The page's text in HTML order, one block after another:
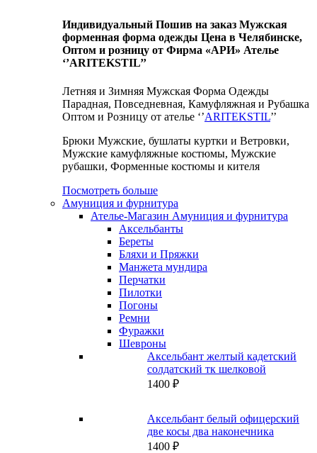
Индивидуальный Пошив на заказ Мужская
форменная форма одежды Цена в Челябинске,
Оптом и розницу от Фирма «АРИ» Ателье
‘’ARITEKSTIL’’
Летняя и Зимняя Мужская Форма Одежды
Парадная, Повседневная, Камуфляжная и Рубашка
Оптом и Розницу от ателье ‘’ARITEKSTIL’’
Брюки Мужские, бушлаты куртки и Ветровки,
Мужские камуфляжные костюмы, Мужские
рубашки, Форменные костюмы и кителя
Посмотреть больше
Амуниция и фурнитура
Ателье-Магазин Амуниция и фурнитура
Аксельбанты
Береты
Бляхи и Пряжки
Манжета мундира
Перчатки
Пилотки
Погоны
Ремни
Фуражки
Шевроны
Аксельбант желтый кадетский
солдатский тк шелковой
1400 ₽
Аксельбант белый офицерский
две косы два наконечника
1400 ₽